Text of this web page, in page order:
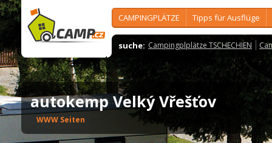
CAMPINGPLÄTZE Tipps für Ausflüge
suche: Campingplplätze TSCHECHIEN
autokemp Velký Vřešťov
WWW Seiten